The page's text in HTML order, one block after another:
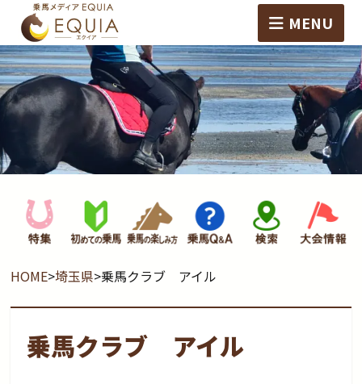
MENU
HOME>埼玉県>乗馬クラブ アイル
乗馬クラブ アイル